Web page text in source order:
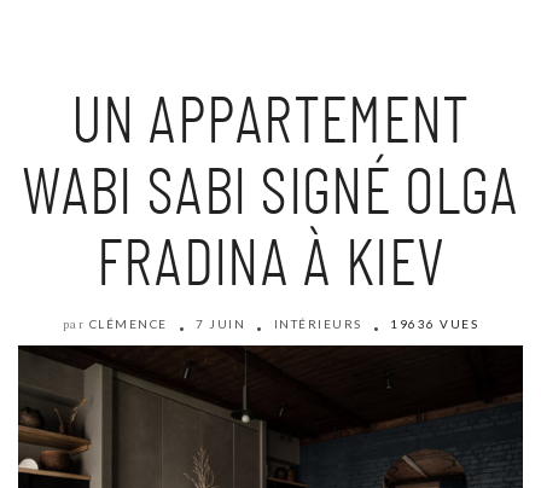
UN APPARTEMENT
WABI SABI SIGNÉ OLGA
FRADINA À KIEV
par CLÉMENCE 7 JUIN INTÉRIEURS 19636 VUES